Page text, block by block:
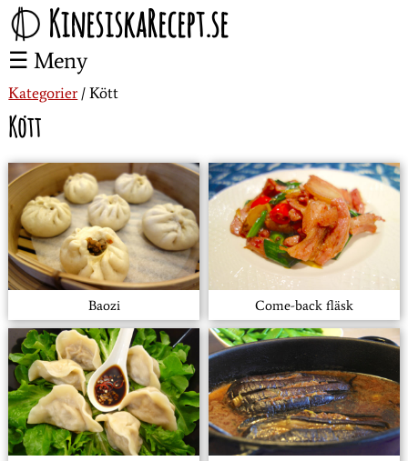
KinesiskaRecept.se
Meny
Kategorier Kött
Kött
Baozi Come-back fläsk